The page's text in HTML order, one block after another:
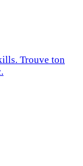
Trouve ton